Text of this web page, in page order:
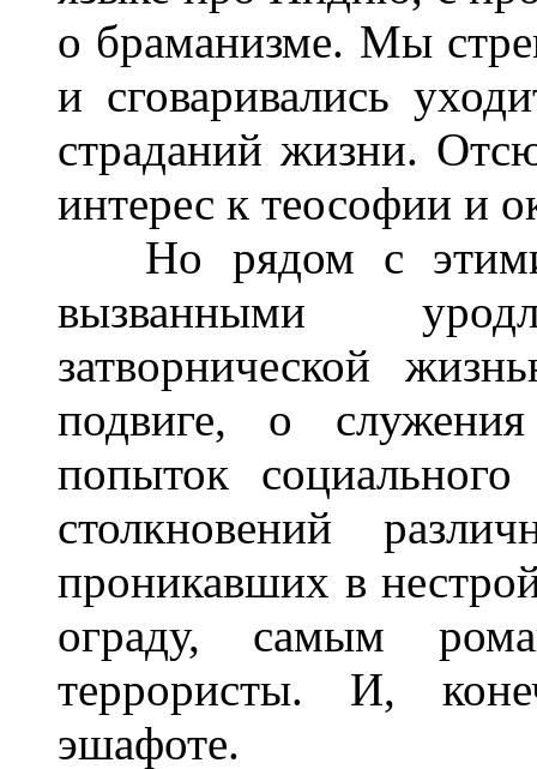
о браманизме. Мы
и сговаривались
страданий жизни.
интерес к теософии и
Но рядом с этими
вызванными
затворнической
подвиге, о
попыток
столкновений
проникавших в
ограду, самым
террористы. И,
эшафоте.